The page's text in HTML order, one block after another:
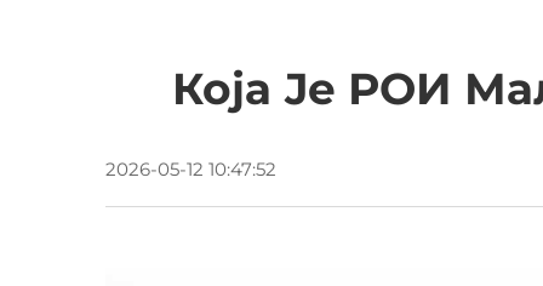
Која Је РОИ
2026-05-12 10:47:52